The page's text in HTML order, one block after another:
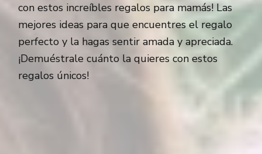
con estos increíbles regalos para mamás! Las
mejores ideas para que encuentres el regalo
perfecto y la hagas sentir amada y apreciada.
¡Demuéstrale cuánto la quieres con estos
regalos únicos!